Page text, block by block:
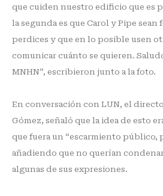
que cuiden nuestro edificio que es
la segunda es que Carol y Pipe sean
perdices y que en lo posible usen
comunicar cuánto se quieren.
MNHN”, escribieron junto a la foto.
En conversación con LUN, el
Gómez, señaló que la idea de esto
que fuera un “escarmiento público,
añadiendo que no querían
algunas de sus expresiones.